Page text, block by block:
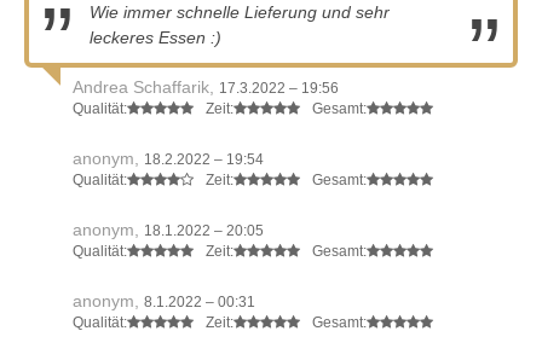
Wie immer schnelle Lieferung und sehr
leckeres Essen :)
Andrea Schaffarik,
17.3.2022 – 19:56
Qualität:
Zeit: Gesamt:
anonym,
18.2.2022 – 19:54
Qualität:
Zeit: Gesamt:
anonym,
18.1.2022 – 20:05
Qualität:
Zeit: Gesamt:
anonym, 8.1.2022 – 00:31
Qualität:
Zeit: Gesamt: